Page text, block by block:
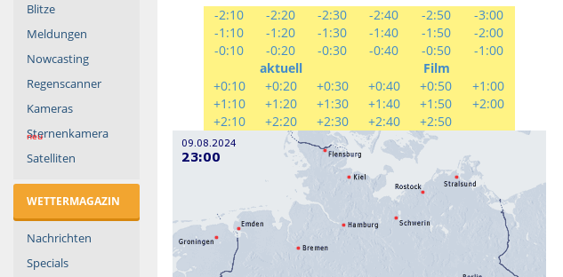
Blitze
Meldungen
Nowcasting
Regenscanner
Kameras
Sternenkamera
neu
Satelliten
WETTERMAGAZIN
Nachrichten
Specials
-2:10 -2:20 -2:30 -2:40 -2:50
-3:00
-1:10
-1:20 -1:30 -1:40 -1:50
-2:00
-0:10
-0:20 -0:30 -0:40 -0:50
-1:00
aktuell
Film
+0:10
+0:20 +0:30 +0:40 +0:50
+1:00
+1:10
+1:20 +1:30 +1:40 +1:50
+2:00
+2:10
+2:20 +2:30 +2:40 +2:50